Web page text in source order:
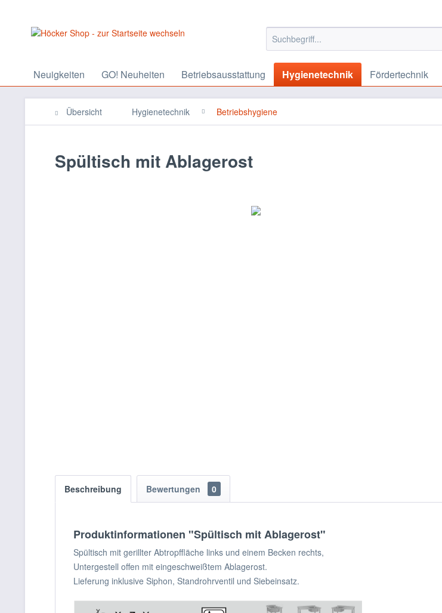
Neuigkeiten GO! Neuheiten Betriebsausstattung Hygienetechnik Fördertechnik
Übersicht Hygienetechnik Betriebshygiene
Spültisch mit Ablagerost
Beschreibung Bewertungen 0
Produktinformationen "Spültisch mit Ablagerost"
Spültisch mit gerillter Abtropffläche links und einem Becken rechts,
Untergestell offen mit eingeschweißtem Ablagerost.
Lieferung inklusive Siphon, Standrohrventil und Siebeinsatz.